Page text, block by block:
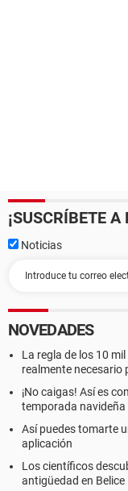
¡SUSCRÍBETE
Noticias
NOVEDADES
La regla de los 10
realmente necesario
¡No caigas! Así es
temporada navideña
Así puedes tomarte
aplicación
Los científicos
antigüedad en Belice